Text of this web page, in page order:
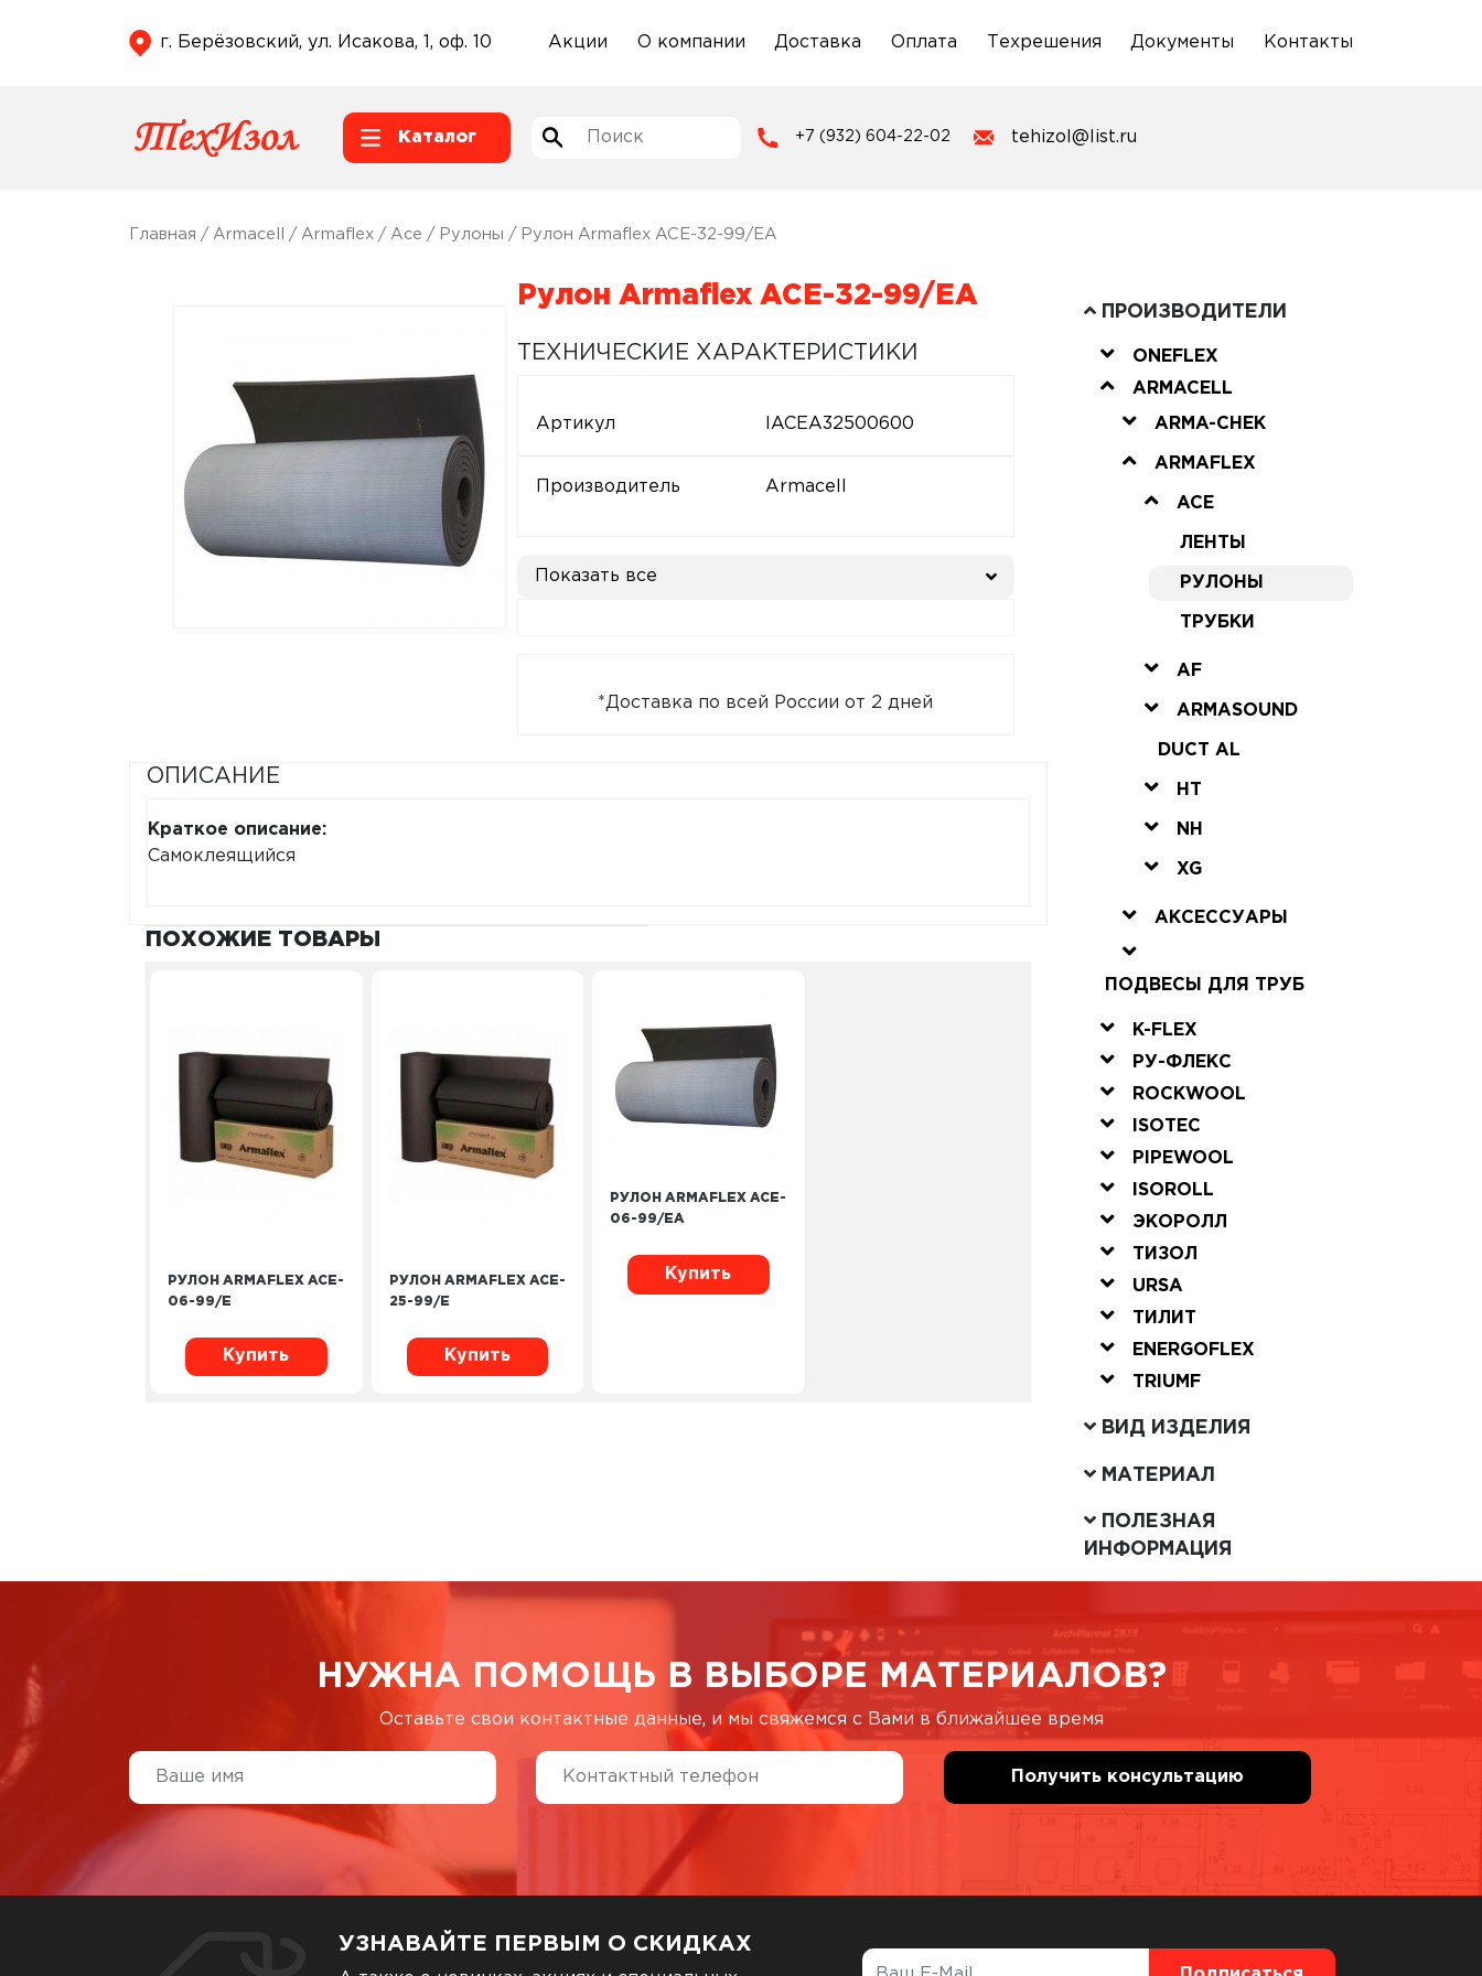
г. Берёзовский, ул. Исакова, 1, оф. 10 Акции О компании Доставка Оплата Техрешения Документы Контакты
Каталог +7 (932) 604-22-02 tehizol@list.ru
Главная / Armacell / Armaflex / Ace / Рулоны / Рулон Armaflex ACE-32-99/EA
Рулон Armaflex ACE-32-99/EA
ТЕХНИЧЕСКИЕ ХАРАКТЕРИСТИКИ
Артикул IACEA32500600
Производитель Armacell
Показать все
*Доставка по всей России от 2 дней
ОПИСАНИЕ
Краткое описание:
Самоклеящийся
ПОХОЖИЕ ТОВАРЫ
РУЛОН ARMAFLEX ACE-
06-99/E
Купить
РУЛОН ARMAFLEX ACE-
25-99/E
Купить
РУЛОН ARMAFLEX ACE-
06-99/EA
Купить
ПРОИЗВОДИТЕЛИ
ONEFLEX
ARMACELL
ARMA-CHEK
ARMAFLEX
ACE
ЛЕНТЫ
РУЛОНЫ
ТРУБКИ
AF
ARMASOUND
DUCT AL
HT
NH
XG
АКСЕССУАРЫ
ПОДВЕСЫ ДЛЯ ТРУБ
K-FLEX
РУ-ФЛЕКС
ROCKWOOL
ISOTEC
PIPEWOOL
ISOROLL
ЭКОРОЛЛ
ТИЗОЛ
URSA
ТИЛИТ
ENERGOFLEX
TRIUMF
ВИД ИЗДЕЛИЯ
МАТЕРИАЛ
ПОЛЕЗНАЯ
ИНФОРМАЦИЯ
НУЖНА ПОМОЩЬ В ВЫБОРЕ МАТЕРИАЛОВ?
Оставьте свои контактные данные, и мы свяжемся с Вами в ближайшее время
УЗНАВАЙТЕ ПЕРВЫМ О СКИДКАХ